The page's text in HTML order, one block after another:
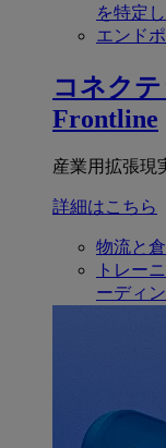
を特定
エンド
コネク
Frontline
産業用拡張現
詳細はこちら
物流と
トレー
ーディ